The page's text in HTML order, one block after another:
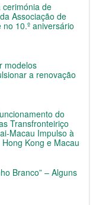
cerimónia de
Associação de
10.º aniversário
modelos
a renovação
do
Transfronteiriço
Macau Impulso à
Kong e Macau
Branco” – Alguns